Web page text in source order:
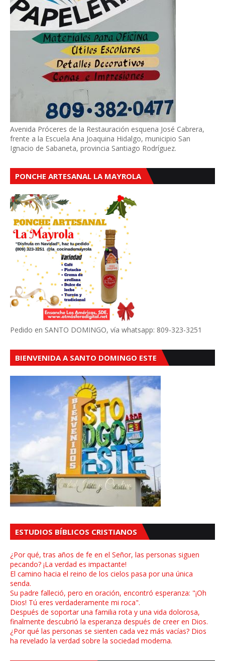
Avenida Próceres de la Restauración esquena José Cabrera,
frente a la Escuela Ana Joaquina Hidalgo, municipio San
Ignacio de Sabaneta, provincia Santiago Rodríguez.
PONCHE ARTESANAL LA MAYROLA
Pedido en SANTO DOMINGO, vía whatsapp: 809-323-3251
BIENVENIDA A SANTO DOMINGO ESTE
ESTUDIOS BÍBLICOS CRISTIANOS
¿Por qué, tras años de fe en el Señor, las personas siguen
pecando? ¡La verdad es impactante!
El camino hacia el reino de los cielos pasa por una única
senda.
Su padre falleció, pero en oración, encontró esperanza: "¡Oh
Dios! Tú eres verdaderamente mi roca".
Después de soportar una familia rota y una vida dolorosa,
finalmente descubrió la esperanza después de creer en Dios.
¿Por qué las personas se sienten cada vez más vacías? Dios
ha revelado la verdad sobre la sociedad moderna.